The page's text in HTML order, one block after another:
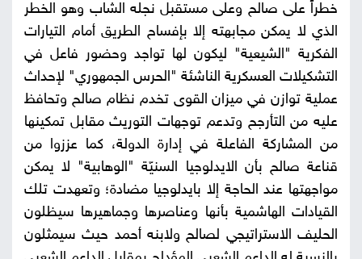
خطراً على صالح وعلى مستقبل نجله الشاب وهو الخطر
الذي لا يمكن مجابهته إلا بإفساح الطريق أمام التيارات
الفكرية "الشيعية" ليكون لها تواجد وحضور فاعل في
التشكيلات العسكرية الناشئة "الحرس الجمهوري" لإحداث
عملية توازن في ميزان القوى تخدم نظام صالح وتحافظ
عليه من التأرجح وتدعم توجهات التوريث مقابل تمكينها
من المشاركة الفاعلة في إدارة الدولة، كما عززوا من
قناعة صالح بأن الايدلوجيا السنيّة "الوهابية" لا يمكن
مواجهتها عند الحاجة إلا بايدلوجيا مضادة؛ وتعهدت تلك
القيادات الهاشمية بأنها وعناصرها وجماهيرها سيظلون
الحليف الاستراتيجي لصالح ولابنه أحمد حيث سيمثلون